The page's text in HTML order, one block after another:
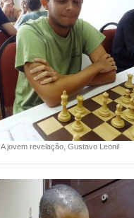
A jovem revelação, Gustavo Leoni!